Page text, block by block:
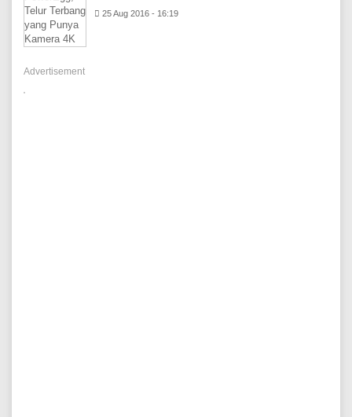
25 Aug 2016 - 16:19
Advertisement